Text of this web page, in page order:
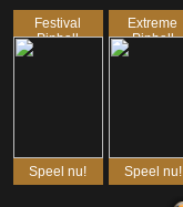
Festival
Pinball
Speel nu!
Extreme
Pinball
Speel nu!